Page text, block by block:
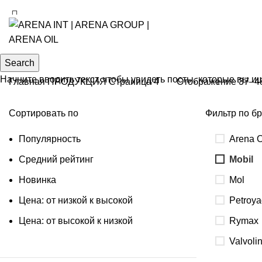
ГлавнаяПРОДУКЦИЯСтраница 4 Отображение
Сортировать по
Популярность
Средний рейтинг
Новинка
Цена: от низкой к высокой
Цена: от высокой к низкой
Фильтр по
Arena
Mobil
Mol
Rymax
Search
Начните вводить текст, чтобы увидеть посты, которые вы